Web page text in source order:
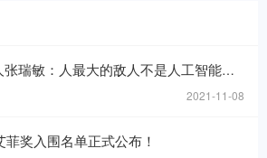
敏：人最大的敌人不是人工智能，而是科层制
2021-11-08
奖入围名单正式公布！